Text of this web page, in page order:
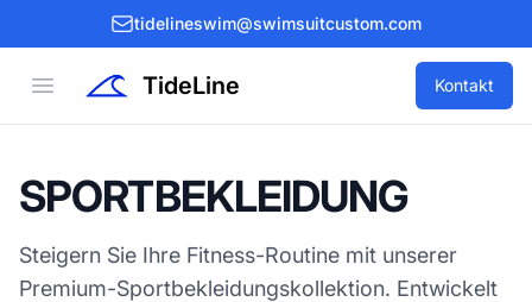
tidelineswim@swimsuitcustom.com
Open menu TideLine Kontakt
SPORTBEKLEIDUNG
Steigern Sie Ihre Fitness-Routine mit unserer
Premium-Sportbekleidungskollektion. Entwickelt